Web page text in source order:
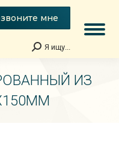
мне
Поиск:
Я ищу...
ИЗ